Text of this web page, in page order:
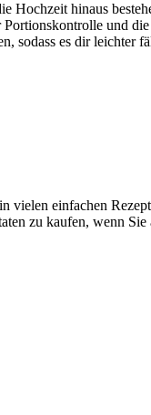
Hochzeit hinaus
und
sodass es dir
einfachen
zu kaufen, wenn